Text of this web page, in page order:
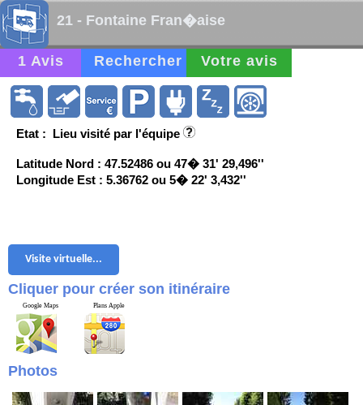
21 - Fontaine Fran�aise
1 Avis Rechercher Votre avis
Etat : Lieu visité par l'équipe
Latitude Nord : 47.52486 ou 47� 31' 29,496''
Longitude Est : 5.36762 ou 5� 22' 3,432''
Visite virtuelle...
Cliquer pour créer son itinéraire
Google Maps Plans Apple
Photos